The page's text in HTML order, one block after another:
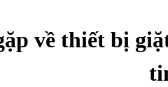
về thiết bị